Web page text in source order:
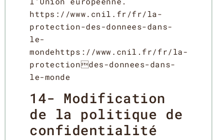
https://www.cnil.fr/fr/la-
protection-des-donnees-dans-
le-
mondehttps://www.cnil.fr/fr/la-
protectiondes-donnees-dans-
le-monde
14- Modification
de la politique de
confidentialité